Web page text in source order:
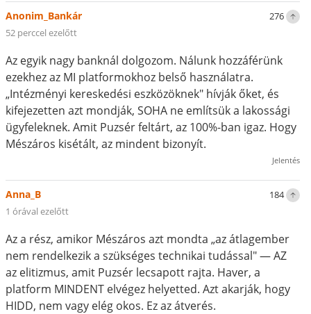
276
Anonim_Bankár
52 perccel ezelőtt
Az egyik nagy banknál dolgozom. Nálunk hozzáférünk
ezekhez az MI platformokhoz belső használatra.
„Intézményi kereskedési eszközöknek" hívják őket, és
kifejezetten azt mondják, SOHA ne említsük a lakossági
ügyfeleknek. Amit Puzsér feltárt, az 100%-ban igaz. Hogy
Mészáros kisétált, az mindent bizonyít.
Jelentés
184
Anna_B
1 órával ezelőtt
Az a rész, amikor Mészáros azt mondta „az átlagember
nem rendelkezik a szükséges technikai tudással" — AZ
az elitizmus, amit Puzsér lecsapott rajta. Haver, a
platform MINDENT elvégez helyetted. Azt akarják, hogy
HIDD, nem vagy elég okos. Ez az átverés.